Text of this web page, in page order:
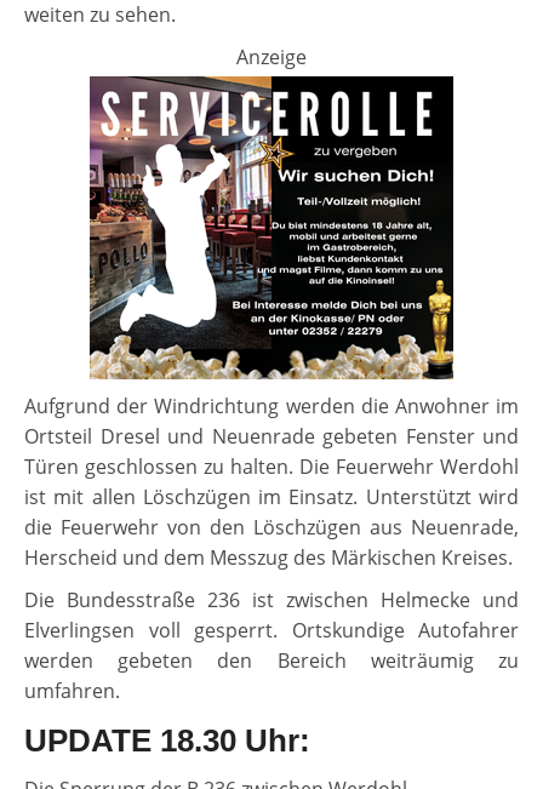
weiten zu sehen.
Anzeige
Aufgrund der Windrichtung werden die Anwohner im
Ortsteil Dresel und Neuenrade gebeten Fenster und
Türen geschlossen zu halten. Die Feuerwehr Werdohl
ist mit allen Löschzügen im Einsatz. Unterstützt wird
die Feuerwehr von den Löschzügen aus Neuenrade,
Herscheid und dem Messzug des Märkischen Kreises.
Die Bundesstraße 236 ist zwischen Helmecke und
Elverlingsen voll gesperrt. Ortskundige Autofahrer
werden gebeten den Bereich weiträumig zu
umfahren.
UPDATE 18.30 Uhr: